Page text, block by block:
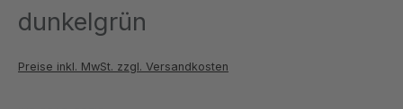
dunkelgrün
Preise inkl. MwSt. zzgl. Versandkosten